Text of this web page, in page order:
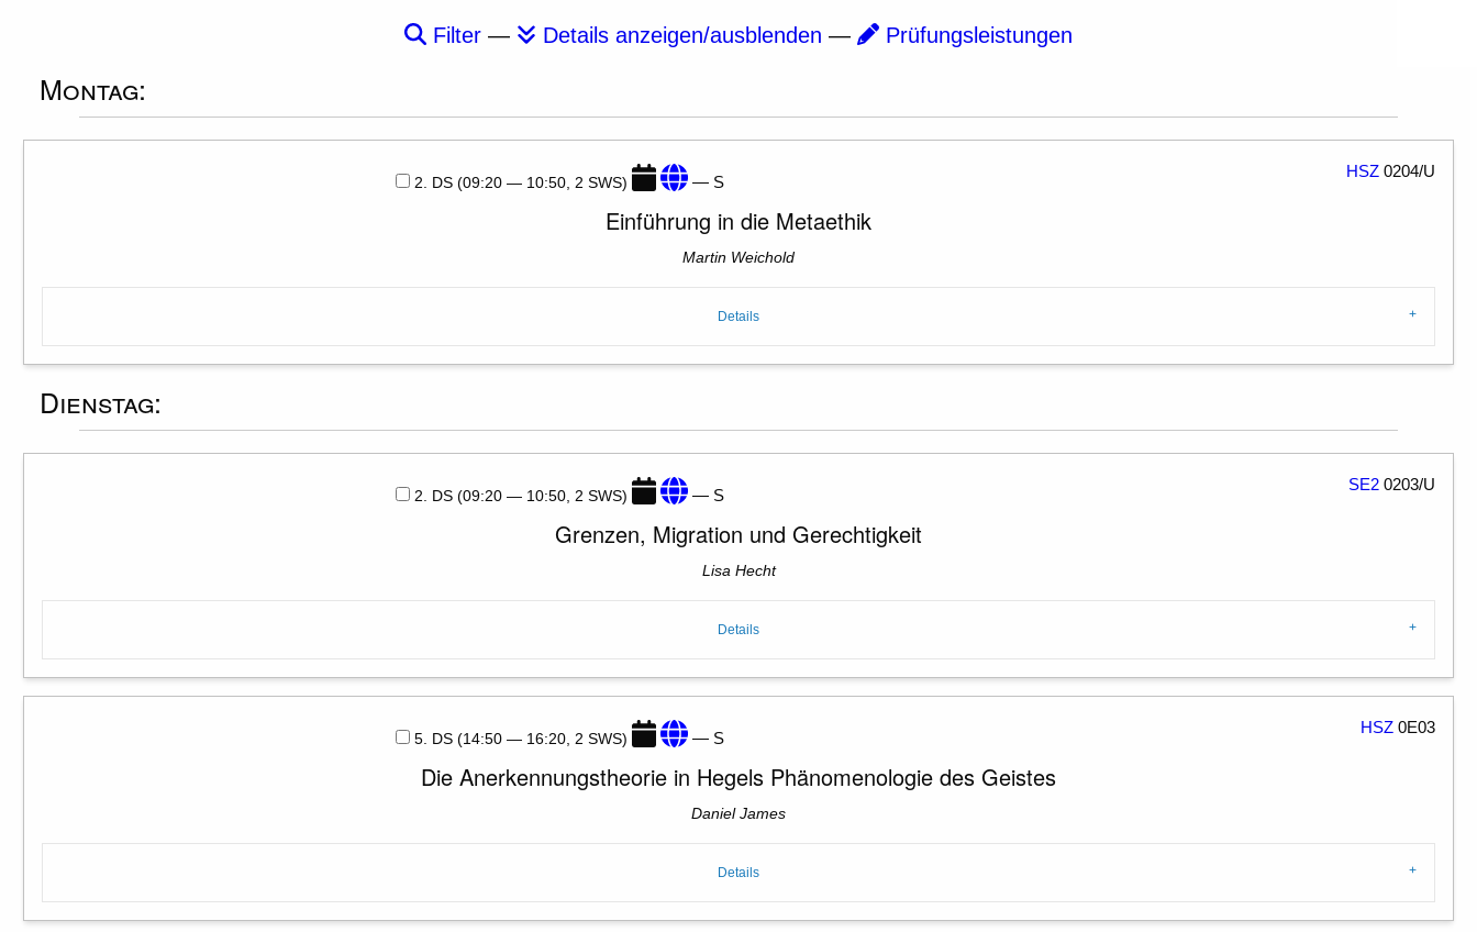
Filter — Details anzeigen/ausblenden — Prüfungsleistungen
Montag:
2. DS (09:20 — 10:50, 2 SWS) — S
HSZ 0204/U
Einführung in die Metaethik
Martin Weichold
Details
Dienstag:
2. DS (09:20 — 10:50, 2 SWS) — S
SE2 0203/U
Grenzen, Migration und Gerechtigkeit
Lisa Hecht
Details
5. DS (14:50 — 16:20, 2 SWS) — S
HSZ 0E03
Die Anerkennungstheorie in Hegels Phänomenologie des Geistes
Daniel James
Details